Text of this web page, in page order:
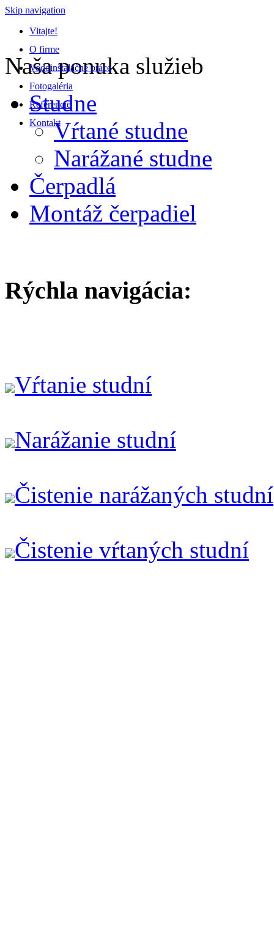
Skip navigation
Vitajte!
O firme
Vodoinštalačné práce
Fotogaléria
Referencie
Kontakt
Naša ponuka služieb
Studne
Vŕtané studne
Narážané studne
Čerpadlá
Montáž čerpadiel
Rýchla navigácia:
Vŕtanie studní
Narážanie studní
Čistenie narážaných studní
Čistenie vŕtaných studní